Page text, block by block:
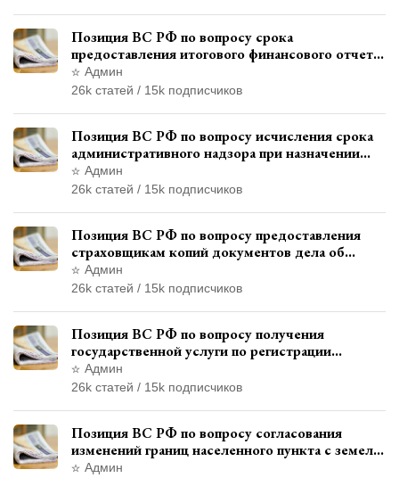
Позиция ВС РФ по вопросу срока
предоставления итогового финансового отчета
кандидатом в соответствии с
законодательством о выборах
Админ
26k статей / 15k подписчиков
Позиция ВС РФ по вопросу исчисления срока
административного надзора при назначении
дополнительного наказания, отличного от
ограничения свободы
Админ
26k статей / 15k подписчиков
Позиция ВС РФ по вопросу предоставления
страховщикам копий документов дела об
административном правонарушении для
автотехнической экспертизы
Админ
26k статей / 15k подписчиков
Позиция ВС РФ по вопросу получения
государственной услуги по регистрации
транспортного средства через представителя
Админ
26k статей / 15k подписчиков
Позиция ВС РФ по вопросу согласования
изменений границ населенного пункта с земель
лесного фонда
Админ